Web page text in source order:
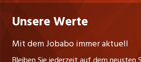
Praktika
Lehrstellen
Impressum
jobzüri.ch
jobmittelland.ch
Gutenbergstrasse 1
A-6858 Schwarzach
Stefan Spötl
Unsere Werte
Mit dem Jobabo immer aktuell